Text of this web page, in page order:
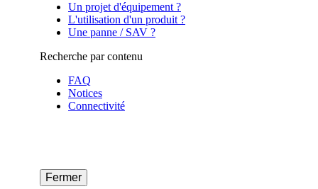
Un projet d'équipement ?
L'utilisation d'un produit ?
Une panne / SAV ?
Recherche par contenu
FAQ
Notices
Connectivité
Fermer